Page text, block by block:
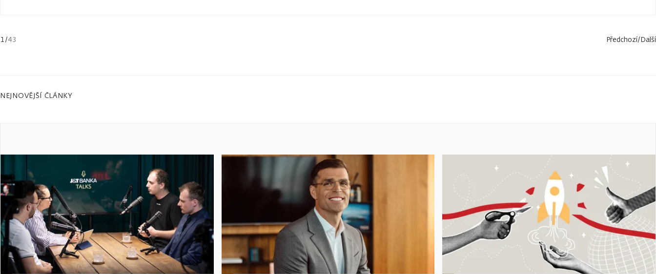
1 /43 Předchozí/Další
NEJNOVĚJŠÍ ČLÁNKY